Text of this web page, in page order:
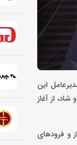
این
و شاد، از آغاز
در صنعت چرم و فراز و فرودهای